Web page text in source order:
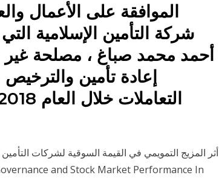
الموافقة على الأعمال
شركة التأمين الإسلامية
أحمد محمد صباغ ، مصلحة
إعادة تأمين والترخيص
أثر المزيج التمويمي في القيمة السوقية لشركات التأمين